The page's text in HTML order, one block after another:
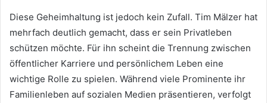
Diese Geheimhaltung ist jedoch kein Zufall. Tim Mälzer hat
mehrfach deutlich gemacht, dass er sein Privatleben
schützen möchte. Für ihn scheint die Trennung zwischen
öffentlicher Karriere und persönlichem Leben eine
wichtige Rolle zu spielen. Während viele Prominente ihr
Familienleben auf sozialen Medien präsentieren, verfolgt